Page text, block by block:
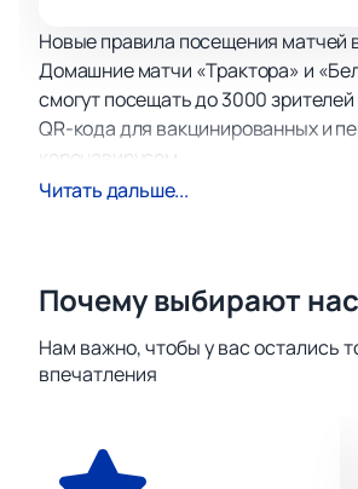
Новые правила посещения матчей
Домашние матчи «Трактора» и
смогут посещать до 3000
QR-кода для вакцинированных и
коронавирусом.
Решение принято по согласованию с
коронавирусной инфекции
Ледовой арене «Трактор» им. В.
запланирована встреча
«Трактор» (Челябинск) и
Челябинский «Трактор» - один из
Читать дальше...
Почему выбирают нас
Нам важно, чтобы у вас остались
впечатления